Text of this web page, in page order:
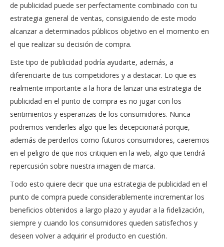
de publicidad puede ser perfectamente combinado con tu
estrategia general de ventas, consiguiendo de este modo
alcanzar a determinados públicos objetivo en el momento en
el que realizar su decisión de compra.
Este tipo de publicidad podría ayudarte, además, a
diferenciarte de tus competidores y a destacar. Lo que es
realmente importante a la hora de lanzar una estrategia de
publicidad en el punto de compra es no jugar con los
sentimientos y esperanzas de los consumidores. Nunca
podremos venderles algo que les decepcionará porque,
además de perderlos como futuros consumidores, caeremos
en el peligro de que nos critiquen en la web, algo que tendrá
repercusión sobre nuestra imagen de marca.
Todo esto quiere decir que una estrategia de publicidad en el
punto de compra puede considerablemente incrementar los
beneficios obtenidos a largo plazo y ayudar a la fidelización,
siempre y cuando los consumidores queden satisfechos y
deseen volver a adquirir el producto en cuestión.